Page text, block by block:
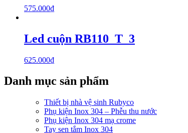
575.000₫
Led cuộn RB110_T_3
625.000₫
Danh mục sản phẩm
Thiết bị nhà vệ sinh Rubyco
Phụ kiện Inox 304 – Phễu thu nước
Phụ kiện Inox 304 mạ crome
Tay sen tắm Inox 304